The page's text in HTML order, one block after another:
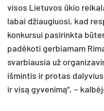
visos Lietuvos ūkio
labai džiaugiuosi, kad
konkursui pasirinkta
padėkoti gerbiamam
svarbiausia už
išmintis ir protas
ir visą gyvenimą“, –